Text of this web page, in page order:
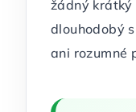
žádný
dlouhodobý
ani rozumné